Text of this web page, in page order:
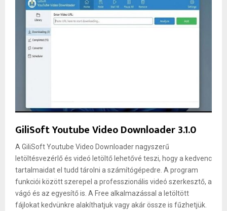
GiliSoft Youtube Video Downloader 3.1.0
A GiliSoft Youtube Video Downloader nagyszerű
letöltésvezérlő és videó letöltő lehetővé teszi, hogy a kedvenc
tartalmaidat el tudd tárolni a számítógépedre. A program
funkciói között szerepel a professzionális videó szerkesztő, a
vágó és az egyesítő is. A Free alkalmazással a letöltött
fájlokat kedvünkre alakíthatjuk vagy akár össze is fűzhetjük.